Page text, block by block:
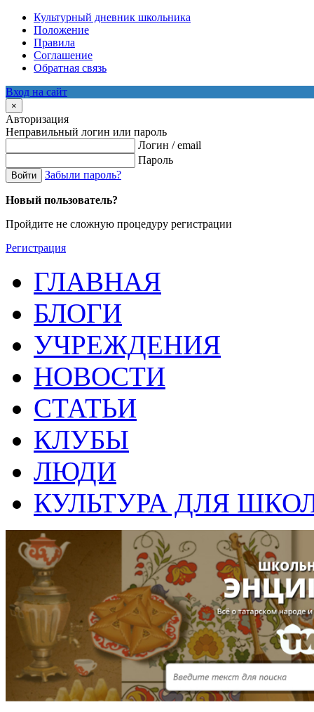
Культурный дневник школьника
Положение
Правила
Соглашение
Обратная связь
Вход на сайт
×
Авторизация
Неправильный логин или пароль
Логин / email
Пароль
Войти Забыли пароль?
Новый пользователь?
Пройдите не сложную процедуру регистрации
Регистрация
ГЛАВНАЯ
БЛОГИ
УЧРЕЖДЕНИЯ
НОВОСТИ
СТАТЬИ
КЛУБЫ
ЛЮДИ
КУЛЬТУРА ДЛЯ